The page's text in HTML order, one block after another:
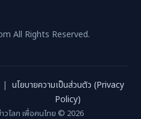
All Rights Reserved.
| นโยบายความเป็นส่วนตัว (Privacy
Policy)
วโลก เพื่อคนไทย © 2026